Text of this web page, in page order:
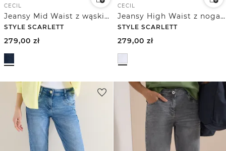
CECIL
Jeansy Mid Waist z wąskimi nogawkami w stylu Casual Fit
STYLE SCARLETT
279,00 zł
CECIL
Jeansy High Waist z nogawkami Barrel Leg w stylu Loose Fit
STYLE SCARLETT
279,00 zł